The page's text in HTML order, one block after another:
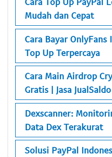
Mudah dan Cepat
Cara Bayar OnlyFans
Top Up Terpercaya
Cara Main Airdrop
Gratis | Jasa JualSaldo
Dexscanner:
Data Dex Terakurat
Solusi PayPal